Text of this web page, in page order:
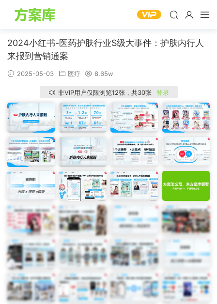
2024小红书-医药护肤行业S级大事件：护肤内行人
来报到营销通案
2025-05-03 医疗 8.65w
非VIP用户仅限浏览12张，共30张 登录